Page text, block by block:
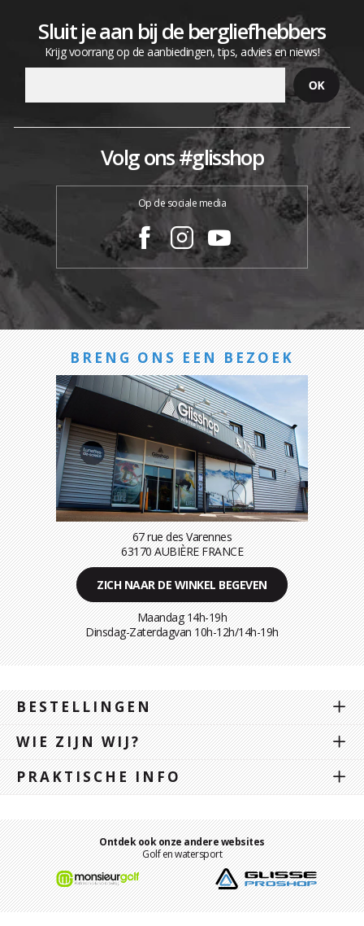
Sluit je aan bij de bergliefhebbers
Krijg voorrang op de aanbiedingen, tips, advies en niews!
Volg ons #glisshop
Op de sociale media
BRENG ONS EEN BEZOEK
67 rue des Varennes
63170 AUBIÈRE FRANCE
ZICH NAAR DE WINKEL BEGEVEN
Maandag 14h-19h
Dinsdag-Zaterdagvan 10h-12h/14h-19h
BESTELLINGEN
WIE ZIJN WIJ?
PRAKTISCHE INFO
Ontdek ook onze andere websites
Golf en watersport